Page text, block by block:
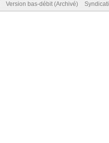
Version bas-débit (Archivé)